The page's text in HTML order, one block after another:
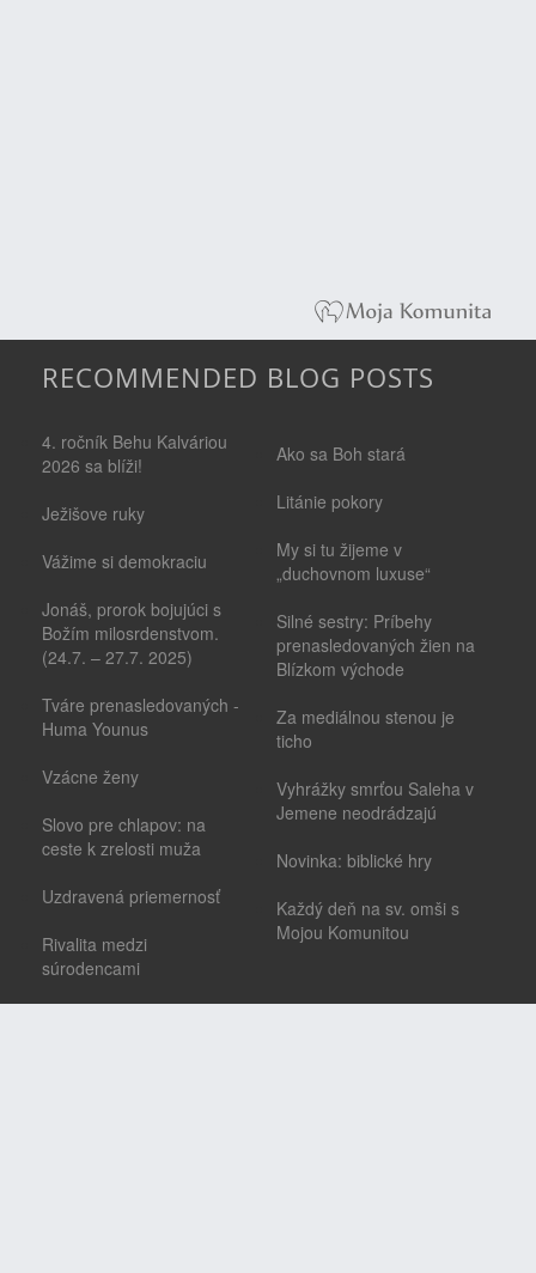
RECOMMENDED BLOG POSTS
4. ročník Behu Kalváriou
2026 sa blíži!
Ježišove ruky
Vážime si demokraciu
Jonáš, prorok bojujúci s
Božím milosrdenstvom.
(24.7. – 27.7. 2025)
Tváre prenasledovaných -
Huma Younus
Vzácne ženy
Slovo pre chlapov: na
ceste k zrelosti muža
Uzdravená priemernosť
Rivalita medzi
súrodencami
Ako sa Boh stará
Litánie pokory
My si tu žijeme v
„duchovnom luxuse“
Silné sestry: Príbehy
prenasledovaných žien na
Blízkom východe
Za mediálnou stenou je
ticho
Vyhrážky smrťou Saleha v
Jemene neodrádzajú
Novinka: biblické hry
Každý deň na sv. omši s
Mojou Komunitou